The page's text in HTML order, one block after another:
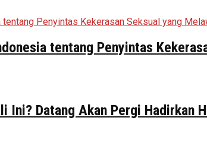
tentang Penyintas
Ini? Datang Akan Pergi Hadirkan